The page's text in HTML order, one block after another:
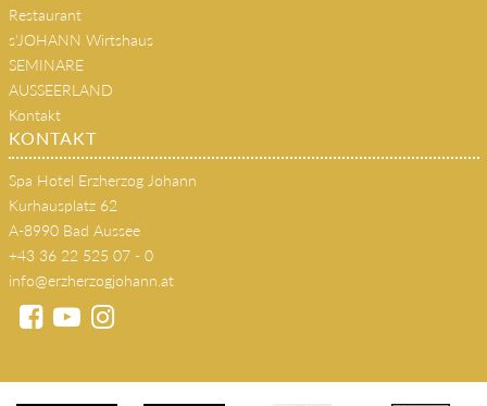
Restaurant
s'JOHANN Wirtshaus
SEMINARE
AUSSEERLAND
Kontakt
KONTAKT
Spa Hotel Erzherzog Johann
Kurhausplatz 62
A-8990 Bad Aussee
+43 36 22 525 07 - 0
info@erzherzogjohann.at